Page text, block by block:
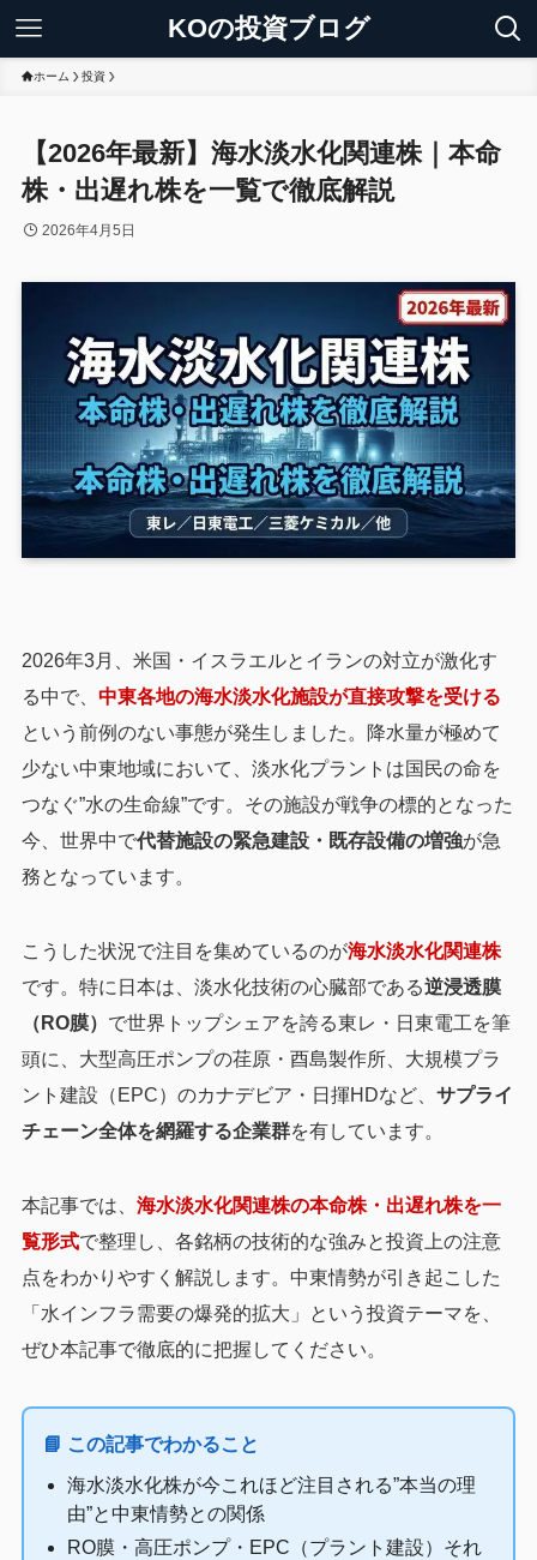
KOの投資ブログ
ホーム 投資
【2026年最新】海水淡水化関連株｜本命
株・出遅れ株を一覧で徹底解説
2026年4月5日
2026年3月、米国・イスラエルとイランの対立が激化す
る中で、 中東各地の海水淡水化施設が直接攻撃を受ける
という前例のない事態が発生しました。降水量が極めて
少ない中東地域において、淡水化プラントは国民の命を
つなぐ”水の生命線”です。その施設が戦争の標的となった
今、世界中で代替施設の緊急建設・既存設備の増強が急
務となっています。
こうした状況で注目を集めているのが海水淡水化関連株
です。特に日本は、淡水化技術の心臓部である逆浸透膜
（RO膜） で世界トップシェアを誇る東レ・日東電工を筆
頭に、大型高圧ポンプの荏原・酉島製作所、大規模プラ
ント建設（EPC）のカナデビア・日揮HDなど、 サプライ
チェーン全体を網羅する企業群を有しています。
本記事では、 海水淡水化関連株の本命株・出遅れ株を一
覧形式で整理し、各銘柄の技術的な強みと投資上の注意
点をわかりやすく解説します。中東情勢が引き起こした
「水インフラ需要の爆発的拡大」という投資テーマを、
ぜひ本記事で徹底的に把握してください。
📘 この記事でわかること
海水淡水化株が今これほど注目される”本当の理
由”と中東情勢との関係
RO膜・高圧ポンプ・EPC（プラント建設）それ